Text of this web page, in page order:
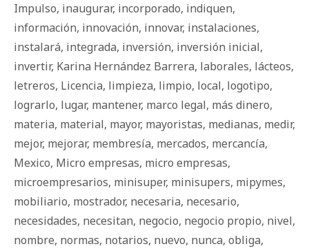
Impulso, inaugurar, incorporado, indiquen,
información, innovación, innovar, instalaciones,
instalará, integrada, inversión, inversión inicial,
invertir, Karina Hernández Barrera, laborales, lácteos,
letreros, Licencia, limpieza, limpio, local, logotipo,
lograrlo, lugar, mantener, marco legal, más dinero,
materia, material, mayor, mayoristas, medianas, medir,
mejor, mejorar, membresía, mercados, mercancía,
Mexico, Micro empresas, micro empresas,
microempresarios, minisuper, minisupers, mipymes,
mobiliario, mostrador, necesaria, necesario,
necesidades, necesitan, negocio, negocio propio, nivel,
nombre, normas, notarios, nuevo, nunca, obliga,